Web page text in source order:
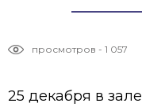
просмотров - 1 057
25 декабря в